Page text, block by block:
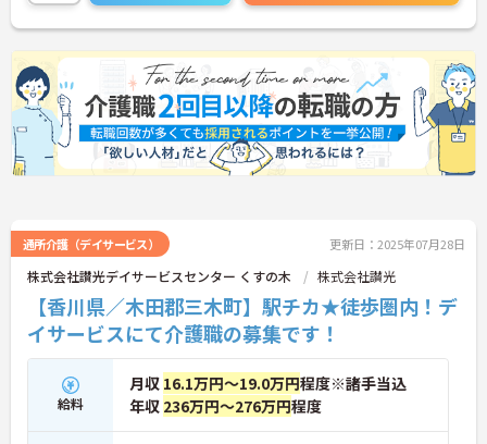
通所介護（デイサービス） 更新日：2025年07月28日
株式会社讃光デイサービスセンター くすの木 株式会社讃光
【香川県／木田郡三木町】駅チカ★徒歩圏内！デ
イサービスにて介護職の募集です！
給料
月収 16.1万円～19.0万円程度※諸手当込
年収 236万円～276万円程度